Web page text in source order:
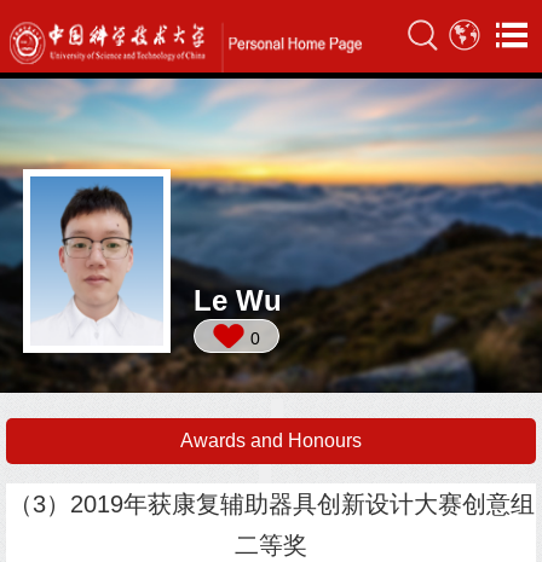
Le Wu
0
Awards and Honours
（3）2019年获康复辅助器具创新设计大赛创意组
二等奖